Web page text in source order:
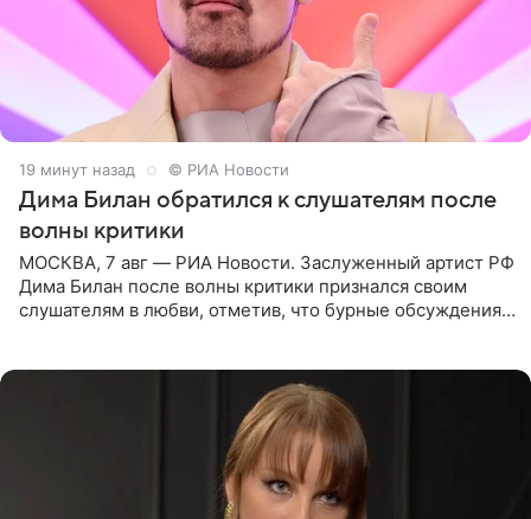
19 минут назад © РИА Новости
Дима Билан обратился к слушателям после
волны критики
МОСКВА, 7 авг — РИА Новости. Заслуженный артист РФ
Дима Билан после волны критики признался своим
слушателям в любви, отметив, что бурные обсуждения